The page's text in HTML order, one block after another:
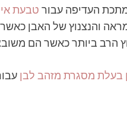
העדיפה עבור טבעת
והנצנוץ של האבן
הרב ביותר כאשר הם
בעלת מסגרת מזהב לבן